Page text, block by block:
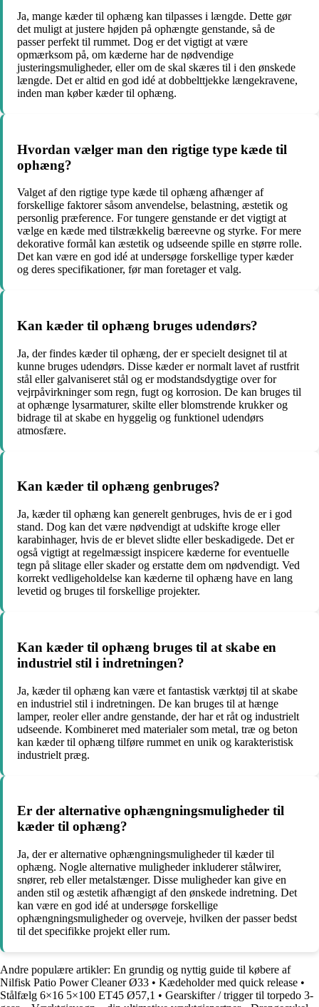
Ja, mange kæder til ophæng kan tilpasses i længde. Dette gør
det muligt at justere højden på ophængte genstande, så de
passer perfekt til rummet. Dog er det vigtigt at være
opmærksom på, om kæderne har de nødvendige
justeringsmuligheder, eller om de skal skæres til i den ønskede
længde. Det er altid en god idé at dobbelttjekke længekravene,
inden man køber kæder til ophæng.
Hvordan vælger man den rigtige type kæde til
ophæng?
Valget af den rigtige type kæde til ophæng afhænger af
forskellige faktorer såsom anvendelse, belastning, æstetik og
personlig præference. For tungere genstande er det vigtigt at
vælge en kæde med tilstrækkelig bæreevne og styrke. For mere
dekorative formål kan æstetik og udseende spille en større rolle.
Det kan være en god idé at undersøge forskellige typer kæder
og deres specifikationer, før man foretager et valg.
Kan kæder til ophæng bruges udendørs?
Ja, der findes kæder til ophæng, der er specielt designet til at
kunne bruges udendørs. Disse kæder er normalt lavet af rustfrit
stål eller galvaniseret stål og er modstandsdygtige over for
vejrpåvirkninger som regn, fugt og korrosion. De kan bruges til
at ophænge lysarmaturer, skilte eller blomstrende krukker og
bidrage til at skabe en hyggelig og funktionel udendørs
atmosfære.
Kan kæder til ophæng genbruges?
Ja, kæder til ophæng kan generelt genbruges, hvis de er i god
stand. Dog kan det være nødvendigt at udskifte kroge eller
karabinhager, hvis de er blevet slidte eller beskadigede. Det er
også vigtigt at regelmæssigt inspicere kæderne for eventuelle
tegn på slitage eller skader og erstatte dem om nødvendigt. Ved
korrekt vedligeholdelse kan kæderne til ophæng have en lang
levetid og bruges til forskellige projekter.
Kan kæder til ophæng bruges til at skabe en
industriel stil i indretningen?
Ja, kæder til ophæng kan være et fantastisk værktøj til at skabe
en industriel stil i indretningen. De kan bruges til at hænge
lamper, reoler eller andre genstande, der har et råt og industrielt
udseende. Kombineret med materialer som metal, træ og beton
kan kæder til ophæng tilføre rummet en unik og karakteristisk
industrielt præg.
Er der alternative ophængningsmuligheder til
kæder til ophæng?
Ja, der er alternative ophængningsmuligheder til kæder til
ophæng. Nogle alternative muligheder inkluderer stålwirer,
snører, reb eller metalstænger. Disse muligheder kan give en
anden stil og æstetik afhængigt af den ønskede indretning. Det
kan være en god idé at undersøge forskellige
ophængningsmuligheder og overveje, hvilken der passer bedst
til det specifikke projekt eller rum.
Andre populære artikler: En grundig og nyttig guide til købere af
Nilfisk Patio Power Cleaner Ø33 • Kædeholder med quick release •
Stålfælg 6×16 5×100 ET45 Ø57,1 • Gearskifter / trigger til torpedo 3-